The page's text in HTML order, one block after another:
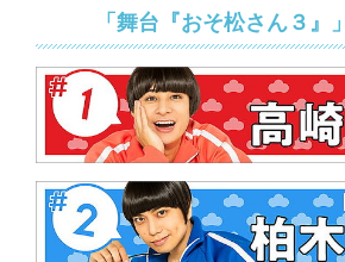
「舞台『おそ松さん３』